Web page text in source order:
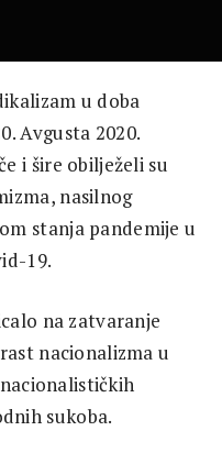
u doba
Avgusta 2020.
i šire obilježeli su
nasilnog
stanja pandemije u
19.
na zatvaranje
nacionalizma u
sukoba.